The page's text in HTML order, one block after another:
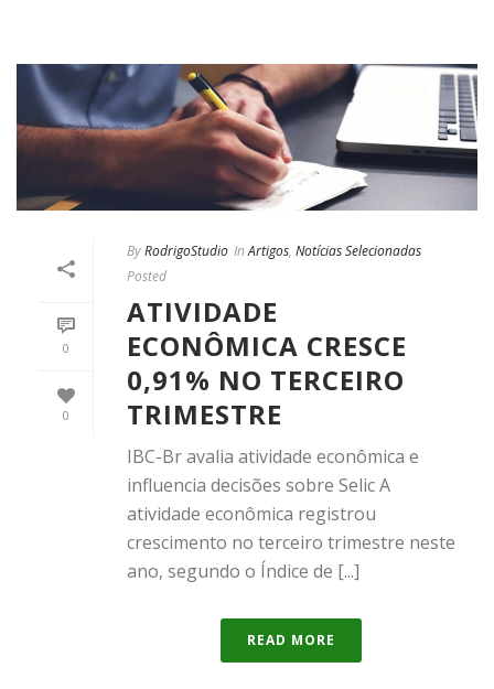
0
0
ByRodrigoStudio In Artigos, Notícias Selecionadas
Posted
ATIVIDADE
ECONÔMICA CRESCE
0,91% NO TERCEIRO
TRIMESTRE
IBC-Br avalia atividade econômica e
influencia decisões sobre Selic A
atividade econômica registrou
crescimento no terceiro trimestre neste
ano, segundo o Índice de [...]
READ MORE